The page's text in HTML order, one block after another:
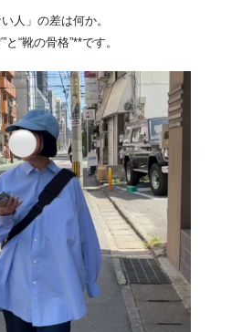
人」の差は何か。
“靴の骨格”**です。